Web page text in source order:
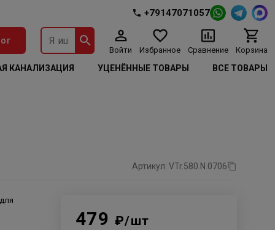
+79147071057
Войти Избранное Сравнение Корзина
КАНАЛИЗАЦИЯ УЦЕНЁННЫЕ ТОВАРЫ ВСЕ ТОВАРЫ
Артикул: VTr.580.N.0706
479 ₽/шт